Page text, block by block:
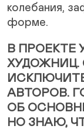
колебания,
форме.
В ПРОЕКТЕ
АВТОРОВ.
ОБ
НО ЗНАЮ,